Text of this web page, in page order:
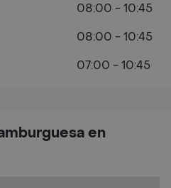
en
08:00 - 10:45
08:00 - 10:45
07:00 - 10:45